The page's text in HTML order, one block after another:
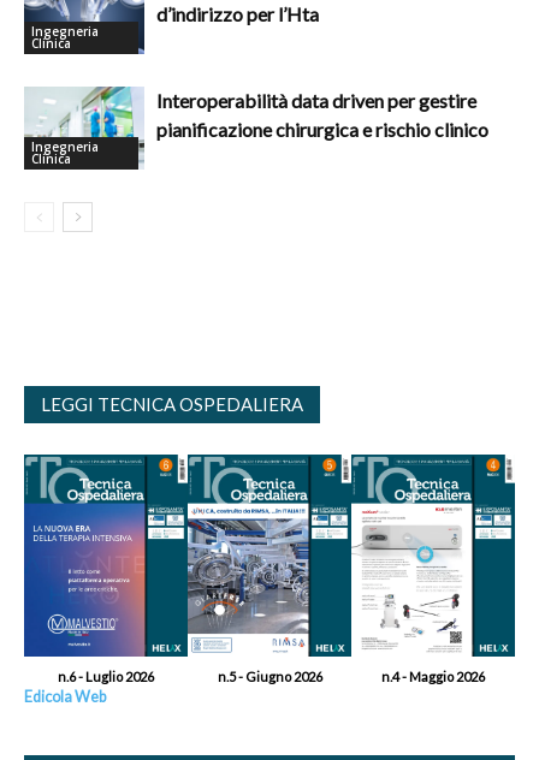
Ingegneria
Clinica
d’indirizzo per l’Hta
Ingegneria
Clinica
Interoperabilità data driven per gestire
pianificazione chirurgica e rischio clinico
LEGGI TECNICA OSPEDALIERA
n.6 - Luglio 2026 n.5 - Giugno 2026 n.4 - Maggio 2026
Edicola Web